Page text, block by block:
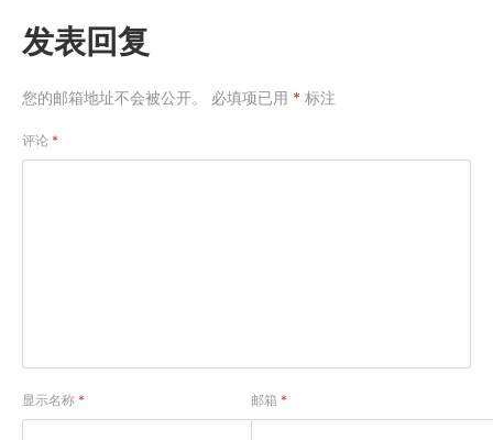
发表回复
您的邮箱地址不会被公开。 必填项已用 * 标注
评论 *
显示名称 * 邮箱*